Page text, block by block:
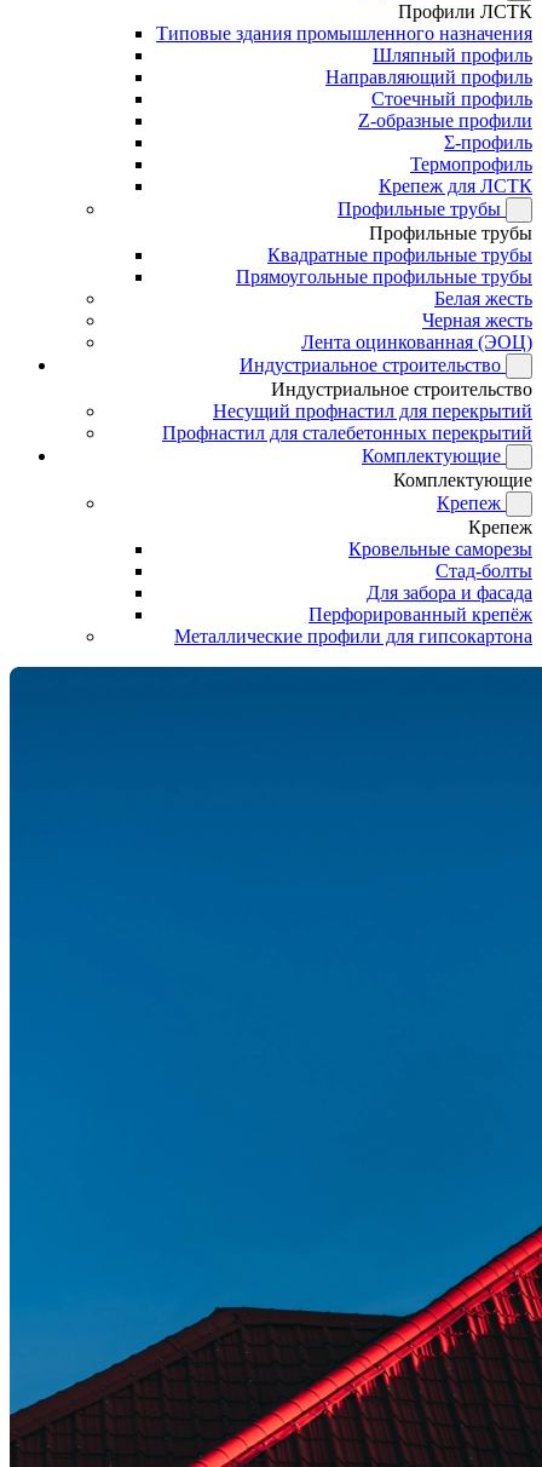
Профили ЛСТК
Типовые здания промышленного назначения
Шляпный профиль
Направляющий профиль
Стоечный профиль
Z-образные профили
Σ-профиль
Термопрофиль
Крепеж для ЛСТК
Профильные трубы
Профильные трубы
Квадратные профильные трубы
Прямоугольные профильные трубы
Белая жесть
Черная жесть
Лента оцинкованная (ЭОЦ)
Индустриальное строительство
Индустриальное строительство
Несущий профнастил для перекрытий
Профнастил для сталебетонных перекрытий
Комплектующие
Комплектующие
Крепеж
Крепеж
Кровельные саморезы
Стад-болты
Для забора и фасада
Перфорированный крепёж
Металлические профили для гипсокартона